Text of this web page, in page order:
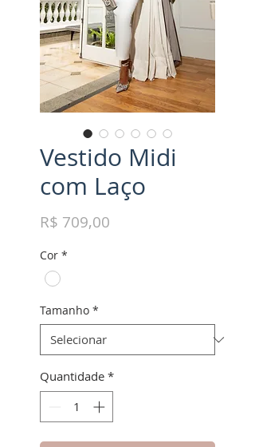
Vestido Midi
com Laço
R$ 709,00
Cor *
Tamanho *
Quantidade *